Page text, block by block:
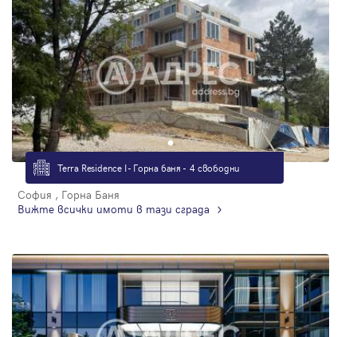
Terra Residence I - Горна баня - 4 свободни
София , Горна Баня
Вижте всички имоти в тази сграда